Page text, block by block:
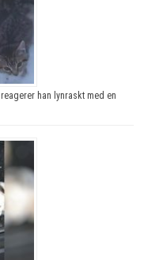
han lynraskt med en